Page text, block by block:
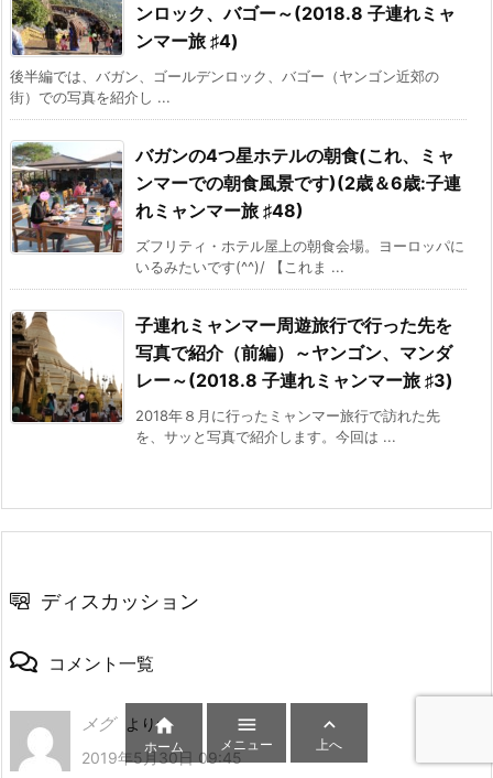
ンロック、バゴー～(2018.8 子連れミャ
ンマー旅 ♯4)
後半編では、バガン、ゴールデンロック、バゴー（ヤンゴン近郊の
街）での写真を紹介し ...
バガンの4つ星ホテルの朝食(これ、ミャ
ンマーでの朝食風景です)(2歳＆6歳:子連
れミャンマー旅 ♯48)
ズフリティ・ホテル屋上の朝食会場。ヨーロッパに
いるみたいです(^^)/ 【これま ...
子連れミャンマー周遊旅行で行った先を
写真で紹介（前編）～ヤンゴン、マンダ
レー～(2018.8 子連れミャンマー旅 ♯3)
2018年８月に行ったミャンマー旅行で訪れた先
を、サッと写真で紹介します。今回は ...
ディスカッション
コメント一覧
メグ
より:
2019年5月30日 09:45

ホーム

メニュー

上へ